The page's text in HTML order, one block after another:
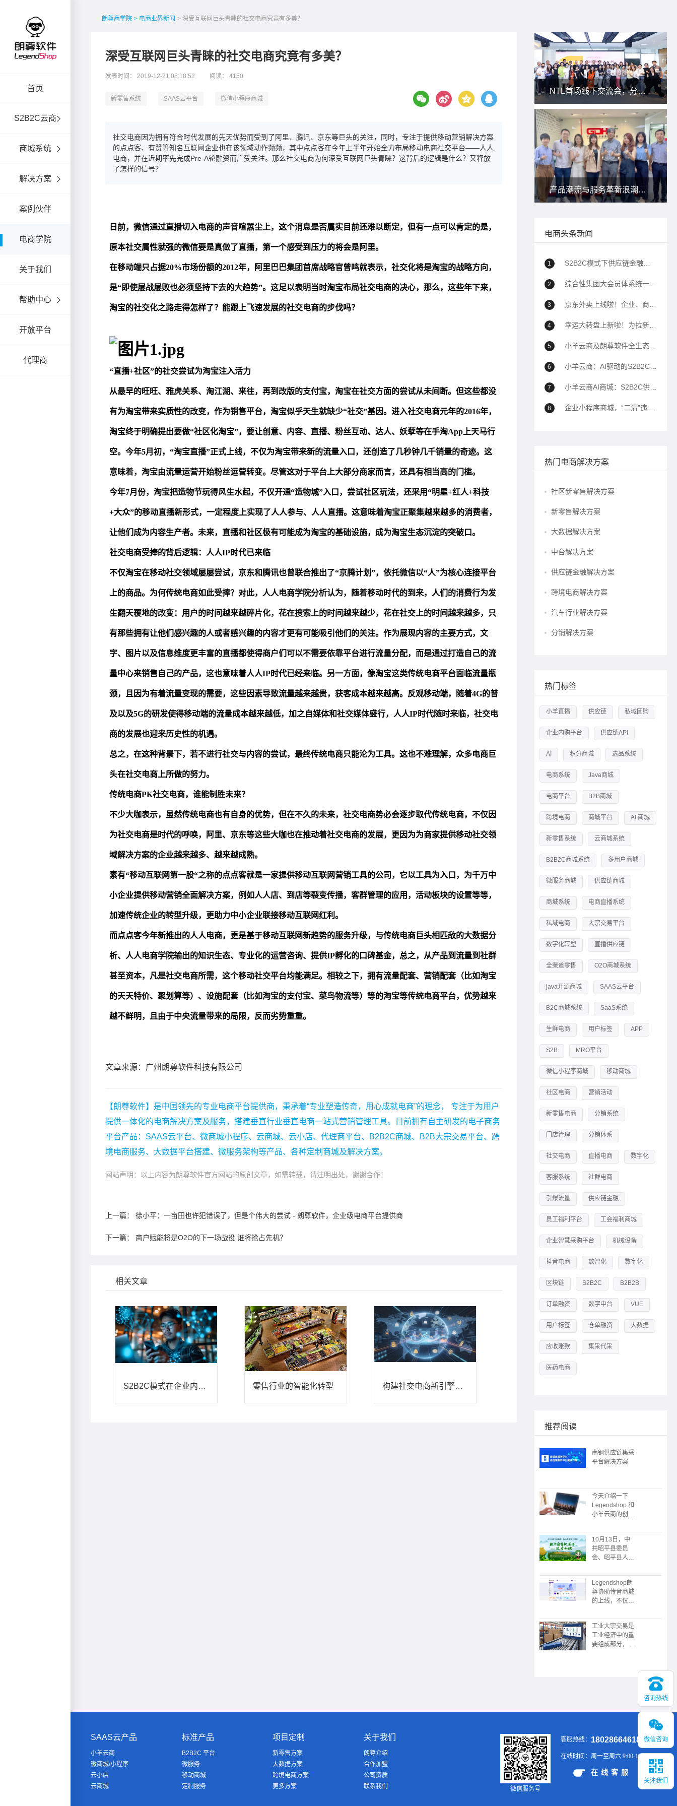
首页
S2B2C云商
商城系统
解决方案
案例伙伴
电商学院
关于我们
帮助中心
开放平台
代理商
朗尊商学院 > 电商业界新闻 > 深受互联网巨头青睐的社交电商究竟有多美？
深受互联网巨头青睐的社交电商究竟有多美？
发表时间： 2019-12-21 08:18:52 阅读： 4150
新零售系统 SAAS云平台 微信小程序商城
社交电商因为拥有符合时代发展的先天优势而受到了阿里、腾讯、京东等巨头的关注，同时，专注于提供移动营销解决方案
的点点客、有赞等知名互联网企业也在该领域动作频频，其中点点客在今年上半年开始全力布局移动电商社交平台——人人
电商，并在近期率先完成Pre-A轮融资而广受关注。那么社交电商为何深受互联网巨头青睐？这背后的逻辑是什么？又释放
了怎样的信号？
文章来源：广州朗尊软件科技有限公司
【朗尊软件】是中国领先的专业电商平台提供商，秉承着“专业塑造传奇，用心成就电商”的理念， 专注于为用户
提供一体化的电商解决方案及服务，搭建垂直行业垂直电商一站式营销管理工具。目前拥有自主研发的电子商务
平台产品：SAAS云平台、微商城小程序、云商城、云小店、代理商平台、B2B2C商城、B2B大宗交易平台、跨
境电商服务、大数据平台搭建、微服务架构等产品、各种定制商城及解决方案。
网站声明：以上内容为朗尊软件官方网站的原创文章，如需转载，请注明出处，谢谢合作！
上一篇： 徐小平：一亩田也许犯错误了，但是个伟大的尝试 - 朗尊软件，企业级电商平台提供商
下一篇： 商户赋能将是O2O的下一场战役 谁将抢占先机？
相关文章
S2B2C模式在企业内购平台的展现 零售行业的智能化转型 构建社交电商新引擎，小羊云商分销体系全解析
NTL首场线下交流会，分享私域新玩法！
产品潮流与服务革新浪潮下，朗尊与省人协一起研讨：人力资源服务供应商如何应对？
电商头条新闻
1 S2B2C模式下供应链金融如何助力企业降本增效？
2 综合性集团大会员体系统一解决方案
3 京东外卖上线啦！企业、商家自己的商城也能用上京东外卖！
4 幸运大转盘上新啦！为拉新、转化、留存增加新帮手！
5 小羊云商及朗尊软件全生态解决方案深度问答（100问）
6 小羊云商：AI驱动的S2B2C全域电商生态平台全面解析
7 小羊云商AI商城：S2B2C供应链到全域运营的商业模式白皮书——以AI驱动私域电商生态重构
8 企业小程序商城，“二清”违规封禁的解决方案
热门电商解决方案
社区新零售解决方案
新零售解决方案
大数据解决方案
中台解决方案
供应链金融解决方案
跨境电商解决方案
汽车行业解决方案
分销解决方案
热门标签
小羊直播 供应链 私域团购
企业内购平台 供应链API
AI 积分商城 选品系统
电商系统 Java商城
电商平台 B2B商城
跨境电商 商城平台 AI 商城
新零售系统 云商城系统
B2B2C商城系统 多用户商城
微服务商城 供应链商城
商城系统 电商直播系统
私域电商 大宗交易平台
数字化转型 直播供应链
全渠道零售 O2O商城系统
java开源商城 SAAS云平台
B2C商城系统 SaaS系统
生鲜电商 用户标签 APP
S2B MRO平台
微信小程序商城 移动商城
社区电商 营销活动
新零售电商 分销系统
门店管理 分销体系
社交电商 直播电商 数字化
客服系统 社群电商
引爆流量 供应链金融
员工福利平台 工会福利商城
企业智慧采购平台 机械设备
抖音电商 数智化 数字化
区块链 S2B2C B2B2B
订单融资 数字中台 VUE
用户标签 仓单融资 大数据
应收账款 集采代采
医药电商
推荐阅读
南钢供应链集采
平台解决方案
今天介绍一下
Legendshop 和
小羊云商的创始
10月13日，中
共昭平县委员
会、昭平县人民
朗尊软件科技有
限公司协助，广
东广播电视台触
电传媒协协办的
茶 还看今昭”
2023昭平有机
茶，香沁粤港澳
大湾区推介会在
Legendshop朗
尊协助传音商城
的上线，不仅是
转型的典范，更
展现了传音“深
耕本地化，敢为
全球先”的战略
工业大宗交易是
工业经济中的重
要组成部分，涉
用，企业可以在
大宗交易中实现
稳定的供应和销
争力。
SAAS云产品
小羊云商
微商城/小程序
云小店
云商城
标准产品
B2B2C 平台
微服务
移动商城
定制服务
项目定制
新零售方案
大数据方案
跨境电商方案
更多方案
关于我们
朗尊介绍
合作加盟
公司资质
联系我们
客服热线： 18028664618
在线时间：周一至周六 9:00-19:00
在线客服
微信服务号
咨询热线
微信咨询
关注我们